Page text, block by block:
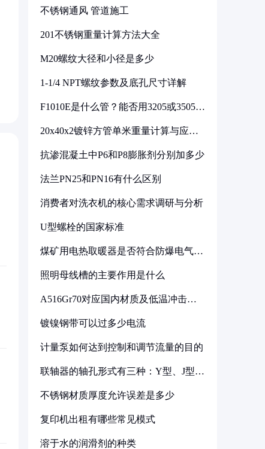
不锈钢通风 管道施工
201不锈钢重量计算方法大全
M20螺纹大径和小径是多少
1-1/4 NPT螺纹参数及底孔尺寸详解
F1010E是什么管？能否用3205或3505代
20x40x2镀锌方管单米重量计算与应用
抗渗混凝土中P6和P8膨胀剂分别加多少
法兰PN25和PN16有什么区别
消费者对洗衣机的核心需求调研与分析
U型螺栓的国家标准
煤矿用电热取暖器是否符合防爆电气设
照明母线槽的主要作用是什么
A516Gr70对应国内材质及低温冲击要
镀镍钢带可以过多少电流
计量泵如何达到控制和调节流量的目的
联轴器的轴孔形式有三种：Y型、J型、
不锈钢材质厚度允许误差是多少
复印机出租有哪些常见模式
溶于水的润滑剂的种类